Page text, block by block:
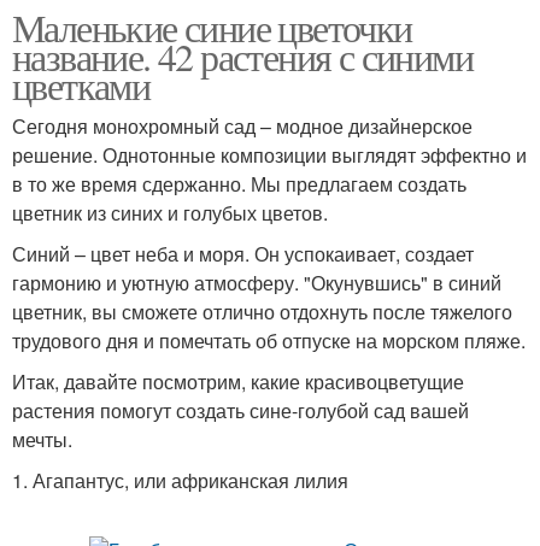
Растения для цветника
Маленькие синие цветочки
название. 42 растения с синими
цветками
Сегодня монохромный сад – модное дизайнерское
решение. Однотонные композиции выглядят эффектно и
в то же время сдержанно. Мы предлагаем создать
цветник из синих и голубых цветов.
Синий – цвет неба и моря. Он успокаивает, создает
гармонию и уютную атмосферу. "Окунувшись" в синий
цветник, вы сможете отлично отдохнуть после тяжелого
трудового дня и помечтать об отпуске на морском пляже.
Итак, давайте посмотрим, какие красивоцветущие
растения помогут создать сине-голубой сад вашей
мечты.
1. Агапантус, или африканская лилия